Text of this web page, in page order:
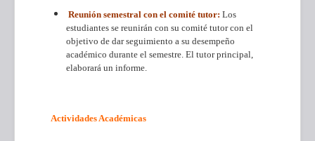
Reunión semestral con el comité tutor: Los
estudiantes se reunirán con su comité tutor con el
objetivo de dar seguimiento a su desempeño
académico durante el semestre. El tutor principal,
elaborará un informe.
Actividades Académicas